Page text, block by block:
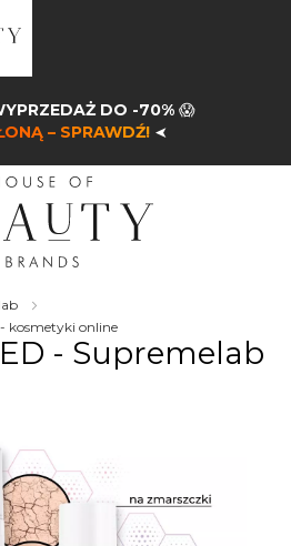
DO -70% 😱
– SPRAWDŹ! ➤
kosmetyki online
- Supremelab